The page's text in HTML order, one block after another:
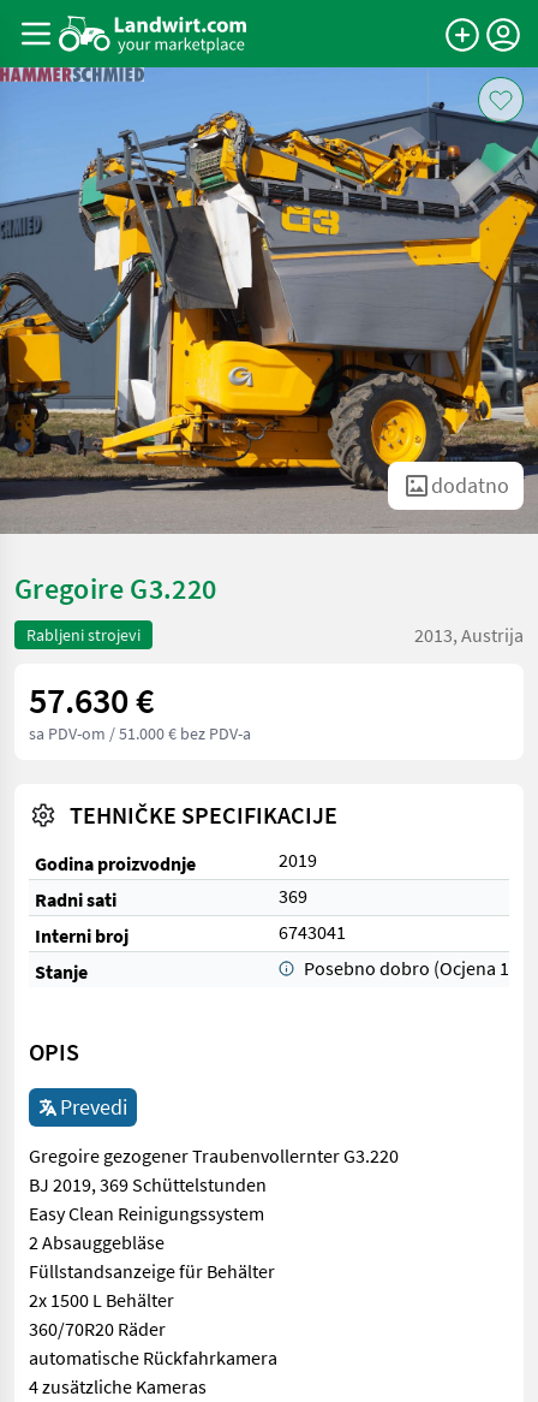
dodatno
Gregoire G3.220
Rabljeni strojevi 2013, Austrija
57.630 €
sa PDV-om / 51.000 € bez PDV-a
TEHNIČKE SPECIFIKACIJE
Godina proizvodnje
2019
Radni sati
369
Interni broj
6743041
Stanje
Posebno dobro (Ocjena 1)
OPIS
Prevedi
Gregoire gezogener Traubenvollernter G3.220
BJ 2019, 369 Schüttelstunden
Easy Clean Reinigungssystem
2 Absauggebläse
Füllstandsanzeige für Behälter
2x 1500 L Behälter
360/70R20 Räder
automatische Rückfahrkamera
4 zusätzliche Kameras